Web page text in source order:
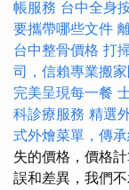
帳服務 台中全身
要攜帶哪些文件
台中整骨價格 打
司，信賴專業搬
完美呈現每一餐
科診療服務 精選
式外燴菜單，傳
失的價格，價格
誤和差異，我們